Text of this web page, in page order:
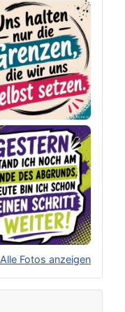
Alle Fotos anzeigen